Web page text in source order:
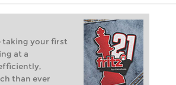
taking your first
at a
than ever